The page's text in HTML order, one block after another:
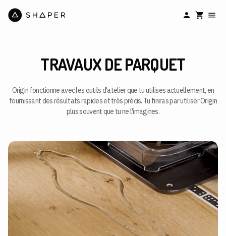
TRAVAUX DE PARQUET
Origin fonctionne avec les outils d'atelier que tu utilises actuellement, en
fournissant des résultats rapides et très précis. Tu finiras par utiliser Origin
plus souvent que tu ne l'imagines.